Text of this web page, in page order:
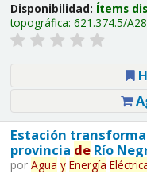
Disponibilidad: Ítems
topográfica: 621.374.5/
Estación
provincia deRío
por Agua y Energía